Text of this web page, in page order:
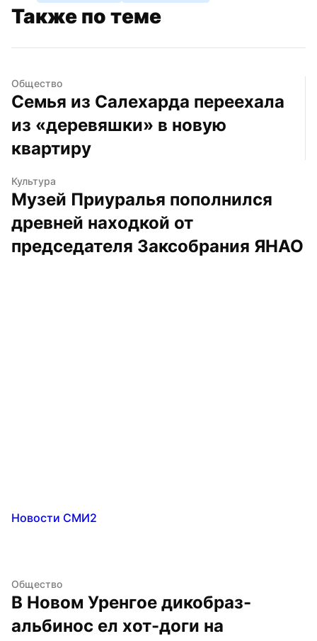
Также по теме
Общество
Семья из Салехарда переехала
из «деревяшки» в новую
квартиру
Культура
Музей Приуралья пополнился
древней находкой от
председателя Заксобрания ЯНАО
Новости СМИ2
Общество
В Новом Уренгое дикобраз-
альбинос ел хот-доги на